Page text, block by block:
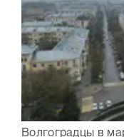
Волгоградцы в